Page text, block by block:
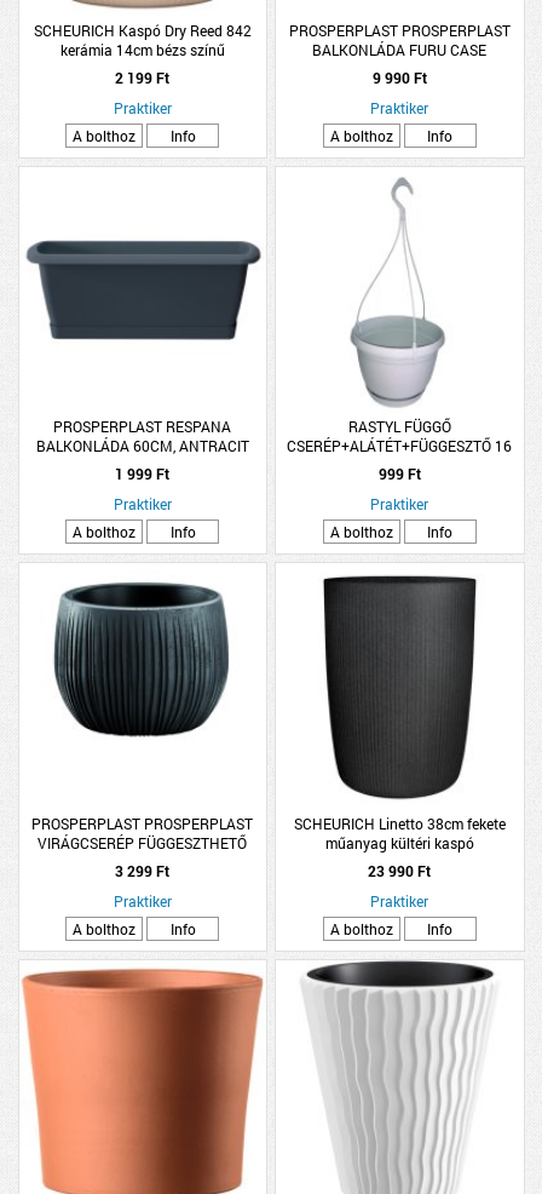
SCHEURICH Kaspó Dry Reed 842
kerámia 14cm bézs színű
2 199 Ft
Praktiker
A bolthoz
Info
PROSPERPLAST PROSPERPLAST
BALKONLÁDA FURU CASE
MŰANYAG 58X19,5X18 CM
ANTRACIT AKASZTÓVAL
9 990 Ft
Praktiker
A bolthoz
Info
PROSPERPLAST RESPANA
BALKONLÁDA 60CM, ANTRACIT
1 999 Ft
Praktiker
A bolthoz
Info
RASTYL FÜGGŐ
CSERÉP+ALÁTÉT+FÜGGESZTŐ 16
CM FEHÉR
999 Ft
Praktiker
A bolthoz
Info
PROSPERPLAST PROSPERPLAST
VIRÁGCSERÉP FÜGGESZTHETŐ
BOWL 2IN1 MŰANYAG, 14,4 CM,
FEKETE
3 299 Ft
Praktiker
A bolthoz
Info
SCHEURICH Linetto 38cm fekete
műanyag kültéri kaspó
23 990 Ft
Praktiker
A bolthoz
Info